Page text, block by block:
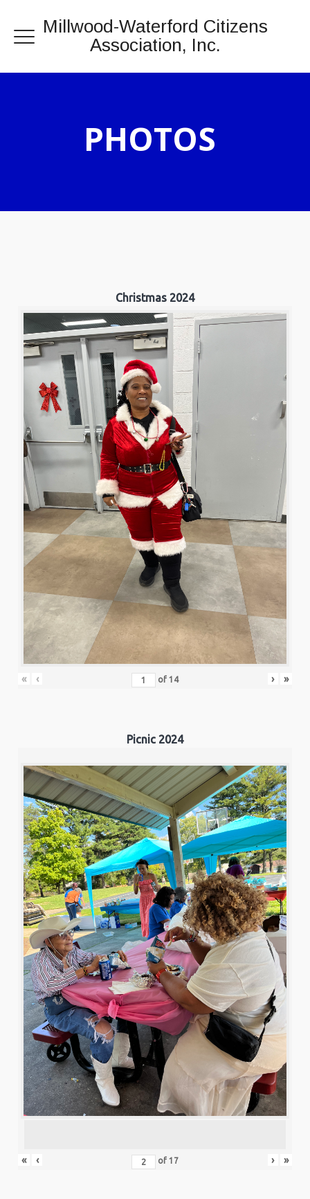
Millwood-Waterford Citizens
Association, Inc.
PHOTOS
Christmas 2024
« ‹ of 14 › »
Picnic 2024
« ‹ of 17 › »